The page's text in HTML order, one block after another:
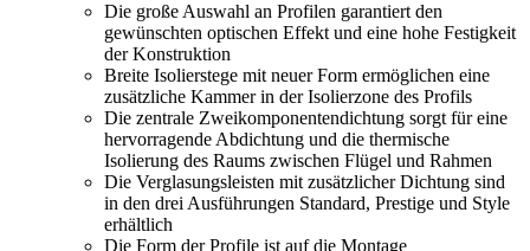
Die große Auswahl an Profilen garantiert den
gewünschten optischen Effekt und eine hohe Festigkeit
der Konstruktion
Breite Isolierstege mit neuer Form ermöglichen eine
zusätzliche Kammer in der Isolierzone des Profils
Die zentrale Zweikomponentendichtung sorgt für eine
hervorragende Abdichtung und die thermische
Isolierung des Raums zwischen Flügel und Rahmen
Die Verglasungsleisten mit zusätzlicher Dichtung sind
in den drei Ausführungen Standard, Prestige und Style
erhältlich
Die Form der Profile ist auf die Montage